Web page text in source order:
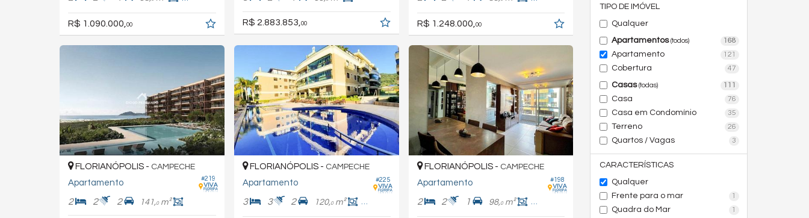
TIPO DE IMÓVEL
Qualquer
Apartamentos(todos) 168
Apartamento 121
Cobertura 47
Casas(todas) 111
Casa 76
Casa em Condomínio 35
Terreno 26
Quartos / Vagas 3
CARACTERÍSTICAS
Qualquer
Frente para o mar
1
Quadra do Mar 1
R$ 1.090.000, 00 R$ 2.883.853, 00 R$ 1.248.000, 00
#219
FLORIANÓPOLIS - CAMPECHE
Apartamento
2 2 2 141,0m²
#225
FLORIANÓPOLIS - CAMPECHE
Apartamento
3 3 2 120,0m² 102,
#198
FLORIANÓPOLIS - CAMPECHE
Apartamento
2 2 1 98,0m² 74,